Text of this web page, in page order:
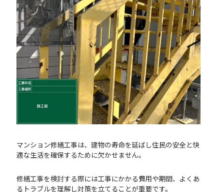
マンション修繕工事は、建物の寿命を延ばし住民の安全と快
適な生活を確保するために欠かせません。
修繕工事を検討する際には工事にかかる費用や期間、よくあ
るトラブルを理解し対策を立てることが重要です。